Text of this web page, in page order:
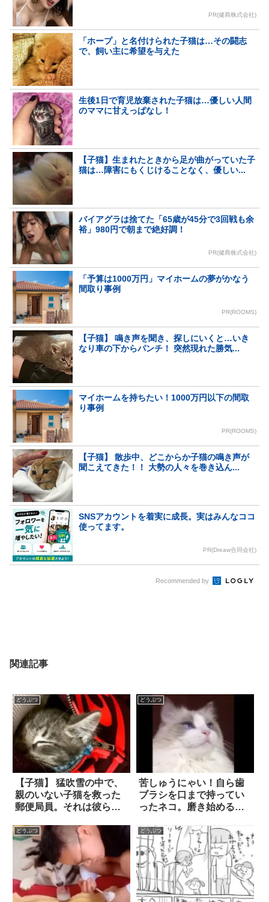
PR(健商株式会社)
「ホープ」と名付けられた子猫は…その闘志
で、飼い主に希望を与えた
生後1日で育児放棄された子猫は…優しい人間
のママに甘えっぱなし！
【子猫】生まれたときから足が曲がっていた子
猫は…障害にもくじけることなく、優しい...
バイアグラは捨てた「65歳が45分で3回戦も余
裕」980円で朝まで絶好調！
PR(健商株式会社)
「予算は1000万円」マイホームの夢がかなう
間取り事例
PR(ROOMS)
【子猫】 鳴き声を聞き、探しにいくと…いき
なり車の下からパンチ！ 突然現れた勝気...
マイホームを持ちたい！1000万円以下の間取
り事例
PR(ROOMS)
【子猫】 散歩中、どこからか子猫の鳴き声が
聞こえてきた！！ 大勢の人々を巻き込ん...
SNSアカウントを着実に成長。実はみんなココ
使ってます。
PR(Dreaw合同会社)
Recommended by
関連記事
どうぶつ
【子猫】 猛吹雪の中で、
親のいない子猫を救った
郵便局員。それは彼らに
出会い」となった！
どうぶつ
苦しゅうにゃい！自ら歯
ブラシを口まで持ってい
ったネコ。磨き始める
どうぶつ どうぶつ